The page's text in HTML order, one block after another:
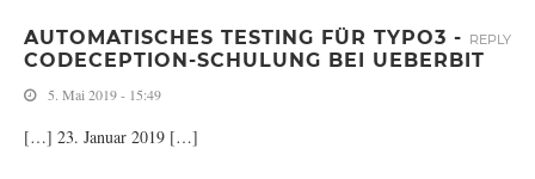
AUTOMATISCHES TESTING FÜR TYPO3 -
CODECEPTION-SCHULUNG BEI UEBERBIT
5. Mai 2019 - 15:49
[…] 23. Januar 2019 […]
REPLY